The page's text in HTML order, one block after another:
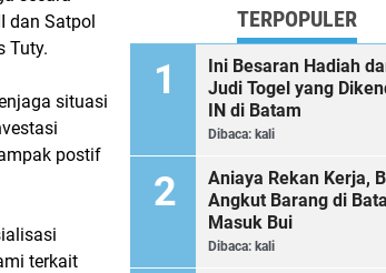
dan Satpol
Tuty.
situasi
postif
terkait
TERPOPULER
Ini Besaran Hadiah
Judi Togel yang
IN di Batam
Dibaca: kali
Aniaya Rekan Kerja,
Angkut Barang di
Masuk Bui
Dibaca: kali